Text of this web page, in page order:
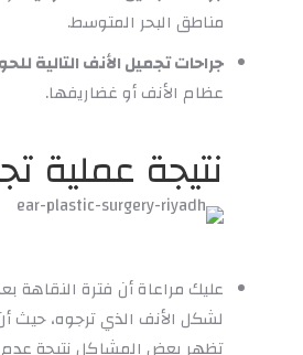
مناطق البحر المتوسط.
جراحات تجميل الأنف التالية
عظام الأنف أو غضاريفها.
نتيجة عملية
عليك مراعاة أن فترة النقاهة
لشكل الأنف الذي ترجوه، حيث
تظهر بعض المشاكل نتيجة عدم